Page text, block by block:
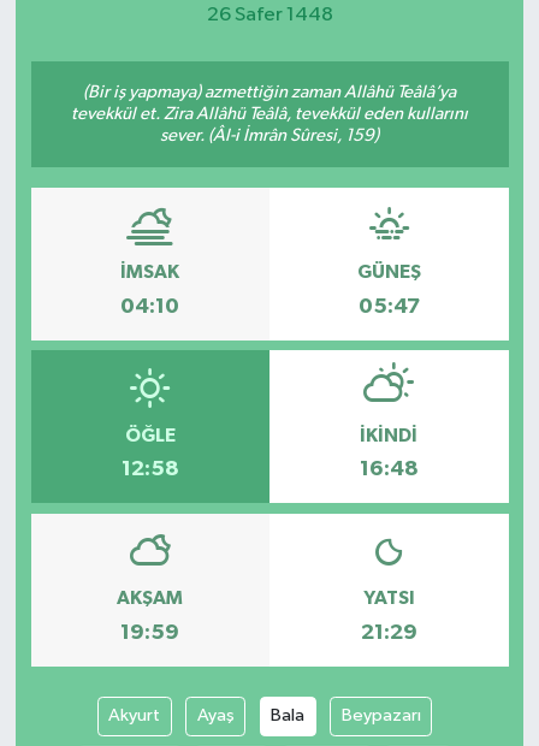
26 Safer 1448
(Bir iş yapmaya) azmettiğin zaman Allâhü Teâlâ’ya
tevekkül et. Zira Allâhü Teâlâ, tevekkül eden kullarını
sever. (Âl-i İmrân Sûresi, 159)
İMSAK
04:10
GÜNEŞ
05:47
ÖĞLE
12:58
İKINDI
16:48
AKŞAM
19:59
YATSI
21:29
Akyurt Ayaş Bala Beypazarı
Ekonomi
Gündem
Kültür & Sanat
Sağlık
Siyaset
Spor
Son Dakika Haberleri
Haber Arşivi